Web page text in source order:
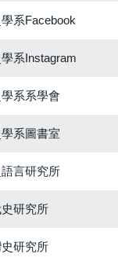
系Facebook
系Instagram
系系學會
系圖書室
言研究所
研究所
研究所